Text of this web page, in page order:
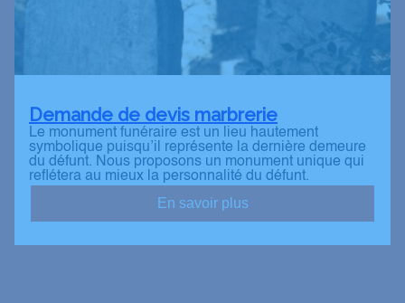
Demande de devis marbrerie
Le monument funéraire est un lieu hautement
symbolique puisqu’il représente la dernière demeure
du défunt. Nous proposons un monument unique qui
reflétera au mieux la personnalité du défunt.
En savoir plus